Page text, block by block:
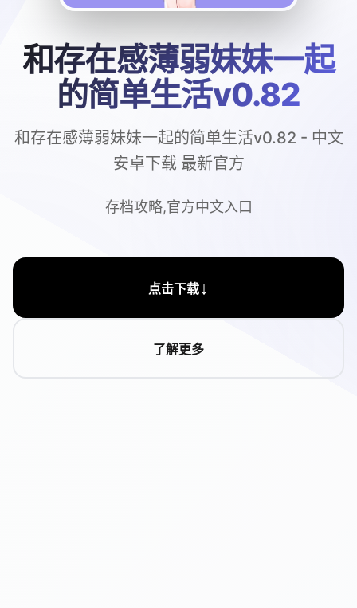
和存在感薄弱妹妹一起
的简单生活v0.82
和存在感薄弱妹妹一起的简单生活v0.82 - 中文
安卓下载 最新官方
存档攻略,官方中文入口
点击下载↓
了解更多